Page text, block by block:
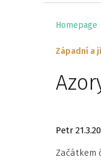
Homepage
Západní a
Petr
Začátkem